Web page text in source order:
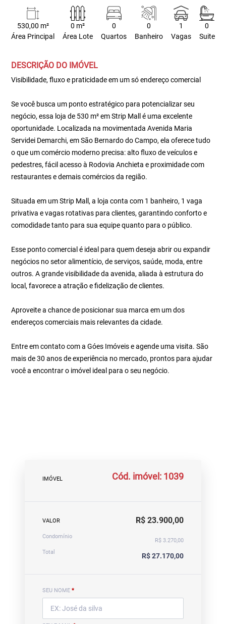
530,00 m²
Área Principal
0 m²
Área Lote
0
Quartos
0
Banheiro
1
Vagas
0
Suite
DESCRIÇÃO DO IMÓVEL
Visibilidade, fluxo e praticidade em um só endereço comercial
Se você busca um ponto estratégico para potencializar seu
negócio, essa loja de 530 m² em Strip Mall é uma excelente
oportunidade. Localizada na movimentada Avenida Maria
Servidei Demarchi, em São Bernardo do Campo, ela oferece tudo
o que um comércio moderno precisa: alto fluxo de veículos e
pedestres, fácil acesso à Rodovia Anchieta e proximidade com
restaurantes e demais comércios da região.
Situada em um Strip Mall, a loja conta com 1 banheiro, 1 vaga
privativa e vagas rotativas para clientes, garantindo conforto e
comodidade tanto para sua equipe quanto para o público.
Esse ponto comercial é ideal para quem deseja abrir ou expandir
negócios no setor alimentício, de serviços, saúde, moda, entre
outros. A grande visibilidade da avenida, aliada à estrutura do
local, favorece a atração e fidelização de clientes.
Aproveite a chance de posicionar sua marca em um dos
endereços comerciais mais relevantes da cidade.
Entre em contato com a Góes Imóveis e agende uma visita. São
mais de 30 anos de experiência no mercado, prontos para ajudar
você a encontrar o imóvel ideal para o seu negócio.
IMÓVEL Cód. imóvel: 1039
VALOR R$ 23.900,00
Condomínio
R$ 3.270,00
Total
R$ 27.170,00
SEU NOME *